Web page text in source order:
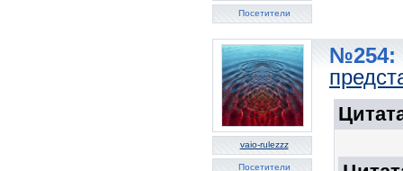
Посетители
vaio-rulezzz
Посетители
№254: